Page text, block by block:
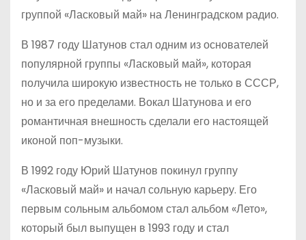
группой «Ласковый май» на Ленинградском радио.
В 1987 году Шатунов стал одним из основателей
популярной группы «Ласковый май», которая
получила широкую известность не только в СССР,
но и за его пределами. Вокал Шатунова и его
романтичная внешность сделали его настоящей
иконой поп-музыки.
В 1992 году Юрий Шатунов покинул группу
«Ласковый май» и начал сольную карьеру. Его
первым сольным альбомом стал альбом «Лето»,
который был выпущен в 1993 году и стал